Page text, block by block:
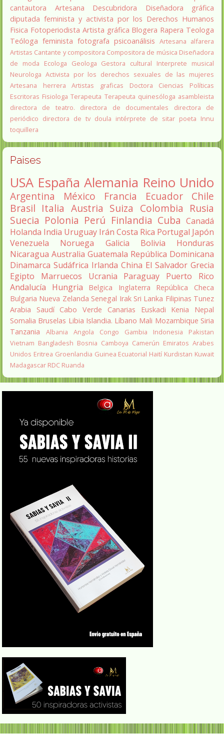
cantautora
Artesana Descubridora
Diseñadora gráfica
diputada feminista y activista por los Derechos Humanos
Fisica Fotoperiodista Artista gráfica Blogera Rapera Teologa
Teóloga feminista fotografa psicoanálisis Artesana alfarera
Artistas Cantante y compositora Compositora de música Diseñadora
de moda
Ecologa Geologa Gestora cultural
Interprete musical
Neurologa Activista por los derechos sexuales de las mujeres
Artesana herrera
Artistas graficas
Doctora Ciencias Políticas
Escritoras Fisiologa Terapeuta Terapeuta quinesóloga asambleista
directora de teatro.
directora de documentales
directora de
periódico directora de tv doula intérprete de sitar poeta Innu
toquillera
Paises
USA España Alemania Reino Unido
Argentina México Francia Ecuador
Chile
Brasil Italia Austria Suiza Colombia Rusia
Suecia Polonia Perú Finlandia Cuba Canadá
Holanda India Uruguay Irán Costa Rica Portugal Japón
Venezuela
Noruega Galicia Bolivia
Honduras
Nicaragua Australia Guatemala República Dominicana
Dinamarca Sudáfrica Irlanda China El Salvador Grecia
Egipto
Marruecos Ucrania Paraguay
Puerto Rico
Andalucía
Hungria Belgica Inglaterra
República Checa
Bulgaria Nueva Zelanda Senegal Irak Sri Lanka Filipinas Tunez
Arabia Saudí Cabo Verde Canarias Euskadi Kenia
Nepal
Somalia Bruselas Libia Islandia. Líbano Mali Mozambique Siria
Tanzania
Albania Angola Congo Gambia Indonesia
Pakistan
Vietnam Bangladesh Bosnia Camboya Camerún Emiratos Arabes
Unidos Eritrea Groenlandia Guinea Ecuatorial Haití Kurdistan Kuwait
Madagascar RDC Ruanda